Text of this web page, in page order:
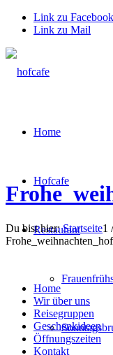
Link zu Facebook
Link zu Mail
Home
Hofcafe
Restaurant
Du bist hier: Startseite1 /
Home
Wir über uns
Reisegruppen
Geschenkideen
Öffnungszeiten
Kontakt